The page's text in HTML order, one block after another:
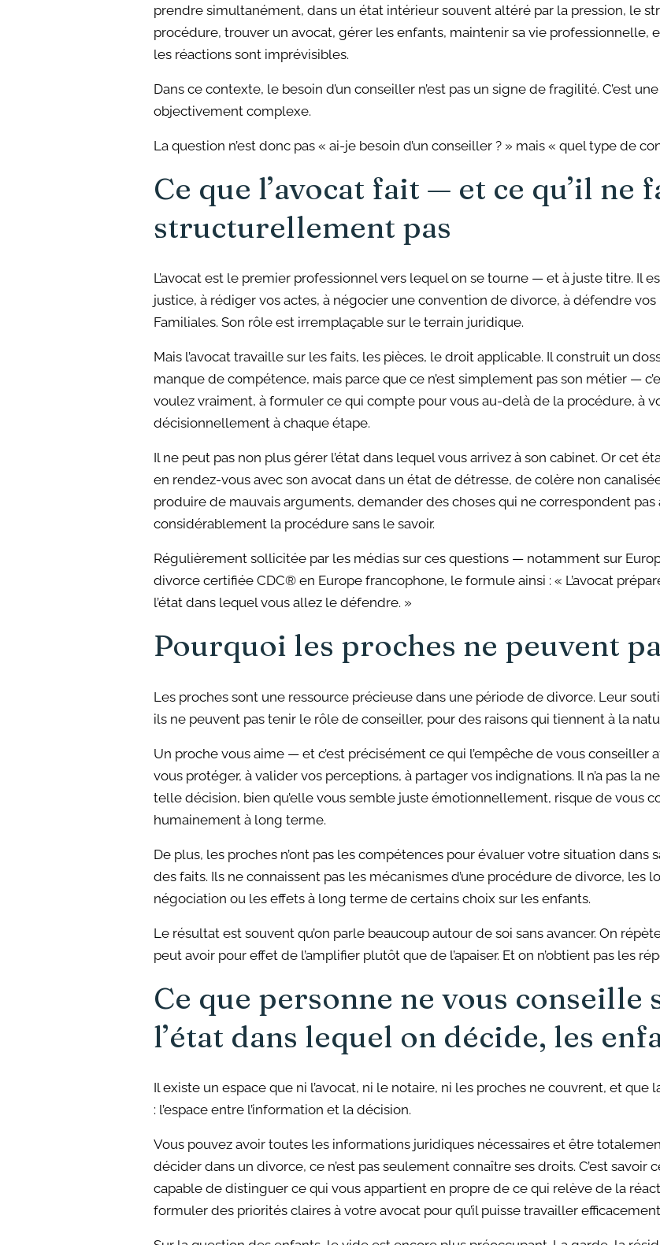
prendre simultanément, dans un état intérieur souvent altéré par la pression, le
procédure, trouver un avocat, gérer les enfants, maintenir sa vie professionnelle,
les réactions sont imprévisibles.
Dans ce contexte, le besoin d’un conseiller n’est pas un signe de fragilité. C’est
objectivement complexe.
La question n’est donc pas « ai-je besoin d’un conseiller ? » mais « quel type de
Ce que l’avocat fait — et ce qu’il ne
structurellement pas
L’avocat est le premier professionnel vers lequel on se tourne — et à juste titre. Il
justice, à rédiger vos actes, à négocier une convention de divorce, à défendre
Familiales. Son rôle est irremplaçable sur le terrain juridique.
Mais l’avocat travaille sur les faits, les pièces, le droit applicable. Il construit un
manque de compétence, mais parce que ce n’est simplement pas son métier —
voulez vraiment, à formuler ce qui compte pour vous au-delà de la procédure, à
décisionnellement à chaque étape.
Il ne peut pas non plus gérer l’état dans lequel vous arrivez à son cabinet. Or cet
en rendez-vous avec son avocat dans un état de détresse, de colère non
produire de mauvais arguments, demander des choses qui ne correspondent
considérablement la procédure sans le savoir.
Régulièrement sollicitée par les médias sur ces questions — notamment sur
divorce certifiée CDC® en Europe francophone, le formule ainsi : « L’avocat
l’état dans lequel vous allez le défendre. »
Pourquoi les proches ne peuvent
Les proches sont une ressource précieuse dans une période de divorce. Leur
ils ne peuvent pas tenir le rôle de conseiller, pour des raisons qui tiennent à la
Un proche vous aime — et c’est précisément ce qui l’empêche de vous conseiller
vous protéger, à valider vos perceptions, à partager vos indignations. Il n’a pas la
telle décision, bien qu’elle vous semble juste émotionnellement, risque de vous
humainement à long terme.
De plus, les proches n’ont pas les compétences pour évaluer votre situation dans
des faits. Ils ne connaissent pas les mécanismes d’une procédure de divorce, les
négociation ou les effets à long terme de certains choix sur les enfants.
Le résultat est souvent qu’on parle beaucoup autour de soi sans avancer. On
peut avoir pour effet de l’amplifier plutôt que de l’apaiser. Et on n’obtient pas les
Ce que personne ne vous conseille
l’état dans lequel on décide, les
Il existe un espace que ni l’avocat, ni le notaire, ni les proches ne couvrent, et
: l’espace entre l’information et la décision.
Vous pouvez avoir toutes les informations juridiques nécessaires et être
décider dans un divorce, ce n’est pas seulement connaître ses droits. C’est savoir
capable de distinguer ce qui vous appartient en propre de ce qui relève de la
formuler des priorités claires à votre avocat pour qu’il puisse travailler